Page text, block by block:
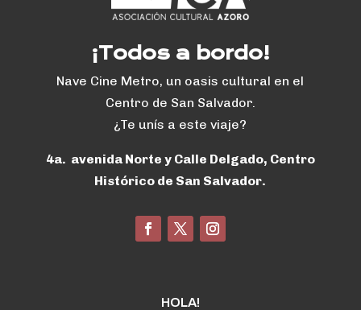
¡Todos a bordo!
Nave Cine Metro, un oasis cultural en el
Centro de San Salvador.
¿Te unís a este viaje?
4a. avenida Norte y Calle Delgado, Centro
Histórico de San Salvador.
HOLA!